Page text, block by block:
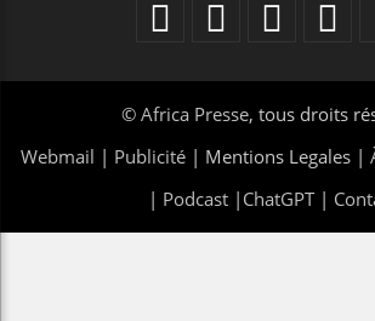
© Africa Presse, tous droits
Webmail | Publicité | Mentions Legales |
| Podcast| ChatGPT|